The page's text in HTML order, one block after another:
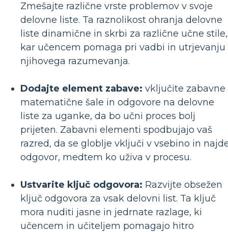
Zmešajte različne vrste problemov v svoje
delovne liste. Ta raznolikost ohranja delovne
liste dinamične in skrbi za različne učne stile,
kar učencem pomaga pri vadbi in utrjevanju
njihovega razumevanja.
Dodajte element zabave: vključite zabavne
matematične šale in odgovore na delovne
liste za uganke, da bo učni proces bolj
prijeten. Zabavni elementi spodbujajo vaš
razred, da se globlje vključi v vsebino in
odgovor, medtem ko uživa v procesu.
Ustvarite ključ odgovora: Razvijte obsežen
ključ odgovora za vsak delovni list. Ta ključ
mora nuditi jasne in jedrnate razlage, ki
učencem in učiteljem pomagajo hitro